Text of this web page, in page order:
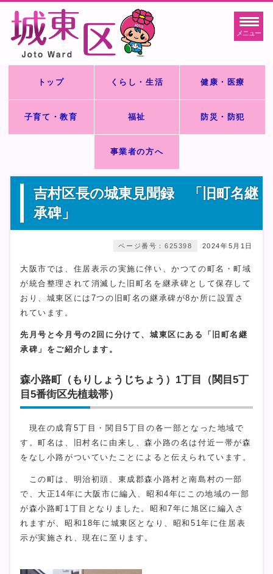
メニュー
トップ くらし・生活 健康・医療
子育て・教育 福祉 防災・防犯
事業者の方へ
吉村区長の城東見聞録 「旧町名継
承碑」
2024年5月1日
ページ番号：625398
大阪市では、住居表示の実施に伴い、かつての町名・町域
が統合整理されて消滅した旧町名を継承碑として保存して
おり、城東区には7つの旧町名の継承碑が8か所に設置さ
れています。
先月号と今月号の2回に分けて、城東区にある「旧町名継
承碑」をご紹介します。
森小路町（もりしょうじちょう）1丁目（関目5丁
目5番街区先植栽帯）
現在の成育5丁目・関目5丁目の各一部となった地域で
す。町名は、旧村名に由来し、森小路の名は付近一帯が森
をなし小路がついていたことによると伝えられています。
この町は、明治初頭、東成郡森小路村と南島村の一部
で、大正14年に大阪市に編入、昭和4年にこの地域の一部
が森小路町1丁目となりました。昭和7年に旭区に編入さ
れますが、昭和18年に城東区となり、昭和51年に住居表
示が実施され、現在に至ります。